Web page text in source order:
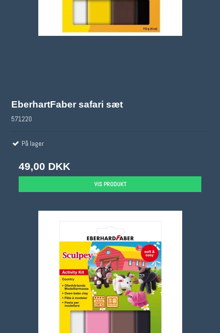
EberhartFaber safari sæt
571220
På lager
49,00 DKK
VIS PRODUKT